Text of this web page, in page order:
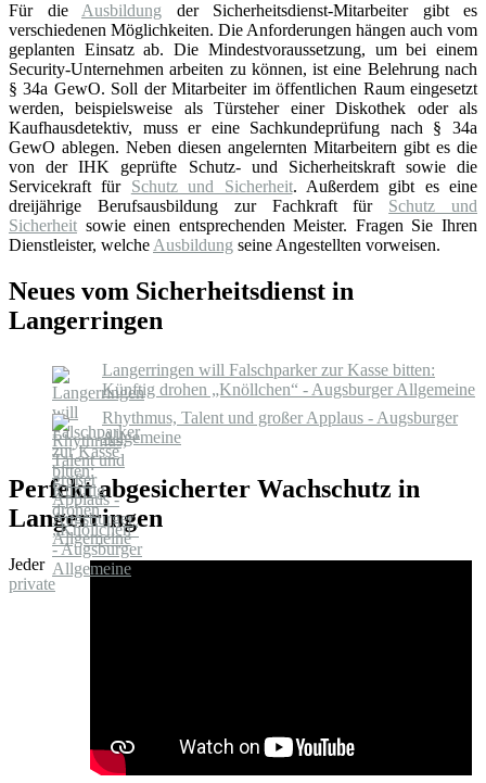
Für die Ausbildung der Sicherheitsdienst-Mitarbeiter gibt es
verschiedenen Möglichkeiten. Die Anforderungen hängen auch vom
geplanten Einsatz ab. Die Mindestvoraussetzung, um bei einem
Security-Unternehmen arbeiten zu können, ist eine Belehrung nach
§ 34a GewO. Soll der Mitarbeiter im öffentlichen Raum eingesetzt
werden, beispielsweise als Türsteher einer Diskothek oder als
Kaufhausdetektiv, muss er eine Sachkundeprüfung nach § 34a
GewO ablegen. Neben diesen angelernten Mitarbeitern gibt es die
von der IHK geprüfte Schutz- und Sicherheitskraft sowie die
Servicekraft für Schutz und Sicherheit. Außerdem gibt es eine
dreijährige Berufsausbildung zur Fachkraft für Schutz und
Sicherheit sowie einen entsprechenden Meister. Fragen Sie Ihren
Dienstleister, welche Ausbildung seine Angestellten vorweisen.
Neues vom Sicherheitsdienst in
Langerringen
Langerringen will Falschparker zur Kasse bitten:
Künftig drohen „Knöllchen“ - Augsburger Allgemeine
Rhythmus, Talent und großer Applaus - Augsburger
Allgemeine
Perfekt abgesicherter Wachschutz in
Langerringen
Jeder
private